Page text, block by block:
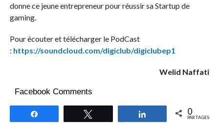
donne ce jeune entrepreneur pour réussir sa Startup de
gaming.
Pour écouter et télécharger le PodCast
: https://soundcloud.com/digiclub/digiclubep1
Welid Naffati
Facebook Comments
Partagez 0
PARTAGES